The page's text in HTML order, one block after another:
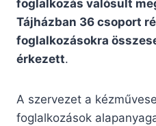
foglalkozás valósult
Tájházban 36 csoport
foglalkozásokra
érkezett.
A szervezet a
foglalkozások